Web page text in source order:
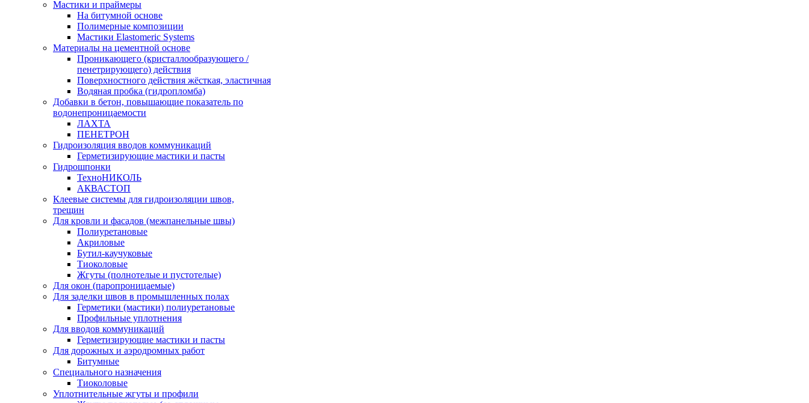
Мастики и праймеры
На битумной основе
Полимерные композиции
Мастики Elastomeric Systems
Материалы на цементной основе
Проникающего (кристаллообразующего /
пенетрирующего) действия
Поверхностного действия жёсткая, эластичная
Водяная пробка (гидропломба)
Добавки в бетон, повышающие показатель по
водонепроницаемости
ЛАХТА
ПЕНЕТРОН
Гидроизоляция вводов коммуникаций
Герметизирующие мастики и пасты
Гидрошпонки
ТехноНИКОЛЬ
АКВАСТОП
Клеевые системы для гидроизоляции швов,
трещин
Для кровли и фасадов (межпанельные швы)
Полиуретановые
Акриловые
Бутил-каучуковые
Тиоколовые
Жгуты (полнотелые и пустотелые)
Для окон (паропроницаемые)
Для заделки швов в промышленных полах
Герметики (мастики) полиуретановые
Профильные уплотнения
Для вводов коммуникаций
Герметизирующие мастики и пасты
Для дорожных и аэродромных работ
Битумные
Специального назначения
Тиоколовые
Уплотнительные жгуты и профили